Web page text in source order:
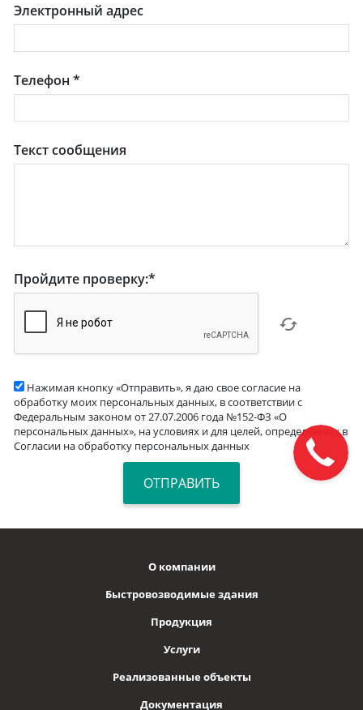
Электронный адрес
Телефон*
Текст сообщения
Пройдите проверку:*
Нажимая кнопку «Отправить», я даю свое согласие на
обработку моих персональных данных, в соответствии с
Федеральным законом от 27.07.2006 года №152-ФЗ «О
персональных данных», на условиях и для целей, определенных в
Согласии на обработку персональных данных
О компании
Быстровозводимые здания
Продукция
Услуги
Реализованные объекты
Документация